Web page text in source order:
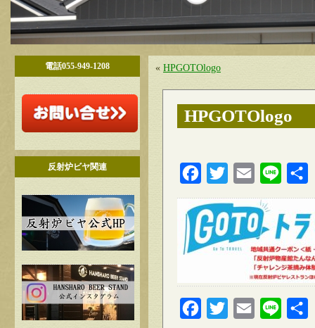
電話055-949-1208
反射炉ビヤ関連
« HPGOTOlogo
HPGOTOlogo
FacebookTwitter Email Line
FacebookTwitter Email Line